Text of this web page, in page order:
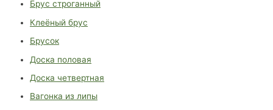
Брус строганный
Клеёный брус
Брусок
Доска половая
Доска четвертная
Вагонка из липы